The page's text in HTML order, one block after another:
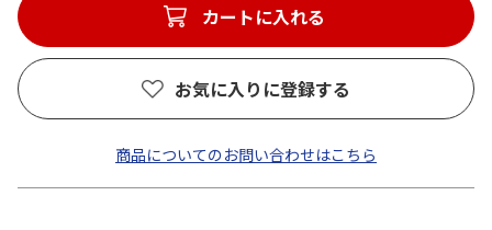
カートに入れる
お気に入りに登録する
商品についてのお問い合わせはこちら